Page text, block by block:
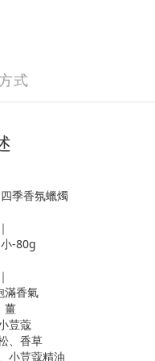
式
季香氛蠟燭
-80g
滿香氣
薑
荳蔻
、香草
小荳蔻精油